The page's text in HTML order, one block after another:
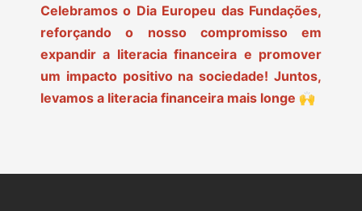
Celebramos o Dia Europeu das Fundações,
reforçando o nosso compromisso em
expandir a literacia financeira e promover
um impacto positivo na sociedade! Juntos,
levamos a literacia financeira mais longe 🙌